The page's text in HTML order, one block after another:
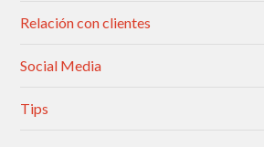
Relación con clientes
Social Media
Tips